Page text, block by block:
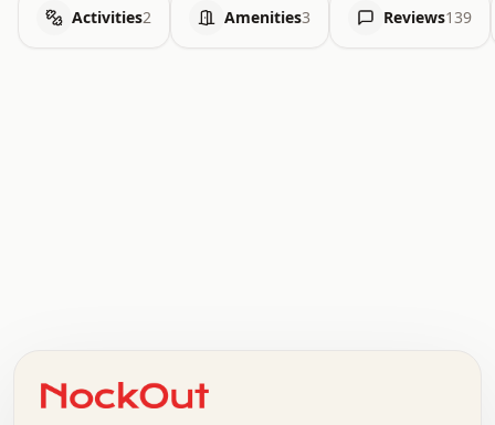
Activities2 Amenities3 Reviews139
+   .   .   .   .   .   .   .   .   .   +   .   .